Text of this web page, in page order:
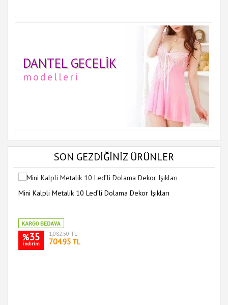
DANTEL GECELIK
modelleri
SON GEZDİĞİNİZ ÜRÜNLER
Mini Kalpli Metalik 10 Led’li Dolama Dekor Işıkları
%35
indirim
1,082.50 TL
704.95 TL